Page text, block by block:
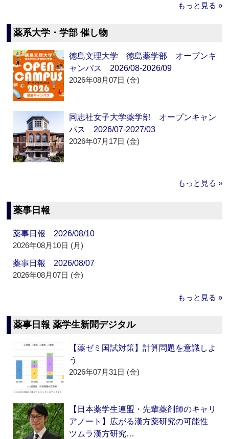
もっと見る »
薬系大学・学部 催し物
徳島文理大学 徳島薬学部 オープンキ
ャンパス 2026/08-2026/09
2026年08月07日 (金)
同志社女子大学薬学部 オープンキャン
パス 2026/07-2027/03
2026年07月17日 (金)
もっと見る »
薬事日報
薬事日報 2026/08/10
2026年08月10日 (月)
薬事日報 2026/08/07
2026年08月07日 (金)
もっと見る »
薬事日報 薬学生新聞デジタル
【薬ゼミ国試対策】計算問題を意識しよ
う
2026年07月31日 (金)
【日本薬学生連盟・先輩薬剤師のキャリ
アノート】広がる漢方薬研究の可能性
ツムラ漢方研究…